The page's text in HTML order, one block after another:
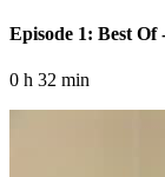
Episode 1: Best Of
0 h 32 min